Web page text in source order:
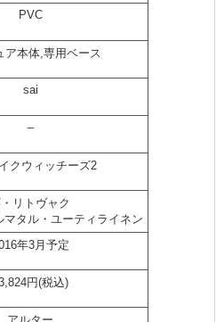
PVC
ア本体,専用ベース
sai
–
クウィッチーズ2
リトヴャク
マタル・ユーティライネン
年3月予定
円(税込)